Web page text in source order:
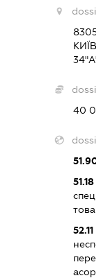
40
51.18
52.11